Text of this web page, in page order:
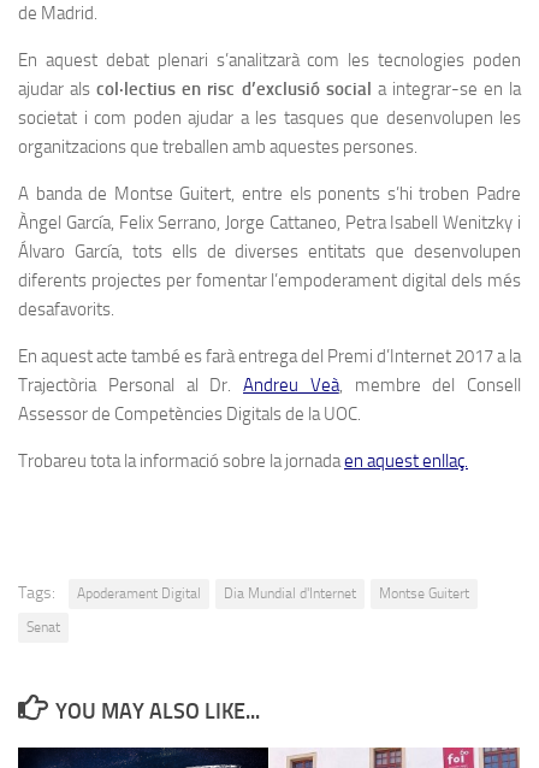
de Madrid.
En aquest debat plenari s’analitzarà com les tecnologies poden
ajudar alscol·lectius en risc d’exclusió social a integrar-se en la
societat i com poden ajudar a les tasques que desenvolupen les
organitzacions que treballen amb aquestes persones.
A banda de Montse Guitert, entre els ponents s’hi troben Padre
Àngel García, Felix Serrano, Jorge Cattaneo, Petra Isabell Wenitzky i
Álvaro García, tots ells de diverses entitats que desenvolupen
diferents projectes per fomentar l’empoderament digital dels més
desafavorits.
En aquest acte també es farà entrega del Premi d’Internet 2017 a la
Trajectòria Personal al Dr. Andreu Veà, membre del Consell
Assessor de Competències Digitals de la UOC.
Trobareu tota la informació sobre la jornadaen aquest enllaç.
Tags: Apoderament Digital Dia Mundial d'Internet
Montse Guitert
Senat
YOU MAY ALSO LIKE...